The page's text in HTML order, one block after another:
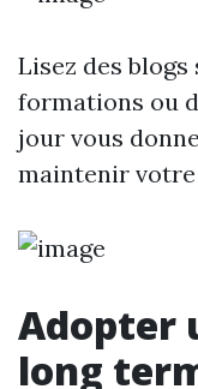
Lisez des blogs
formations ou
jour vous
maintenir
Adopter
long